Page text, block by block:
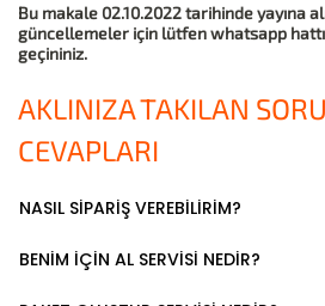
Bu makale 02.10.2022 tarihinde yayına
güncellemeler için lütfen whatsapp
geçininiz.
AKLINIZA TAKILAN
CEVAPLARI
NASIL SİPARİŞ VEREBİLİRİM?
BENİM İÇİN AL SERVİSİ NEDİR?